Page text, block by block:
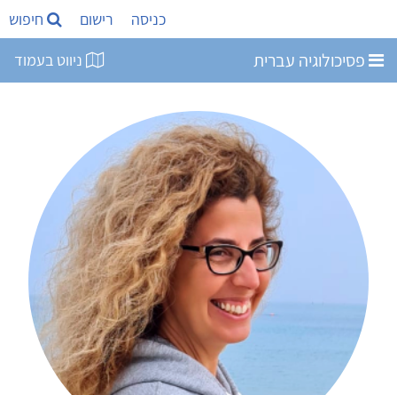
כניסה רישום חיפוש
פסיכולוגיה עברית ניווט בעמוד